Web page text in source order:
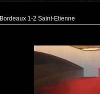
Bordeaux 1-2 Saint-Etienne